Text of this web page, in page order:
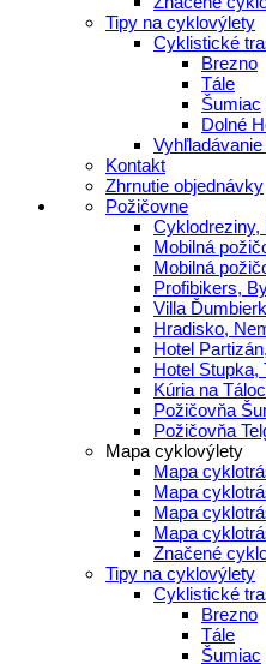
Tipy na cyklovýlety
Cyklistické
Brezno
Tále
Šumiac
Dolné
Kontakt
Zhrnutie objednávky
Požičovne
Cyklodreziny,
Mobilná
Mobilná
Profibikers,
Villa
Hradisko,
Hotel
Hotel Stupka,
Kúria na
Požičovňa
Požičovňa
Mapa cyklovýlety
Mapa
Mapa
Mapa
Mapa
Značené
Tipy na cyklovýlety
Cyklistické
Brezno
Tále
Šumiac